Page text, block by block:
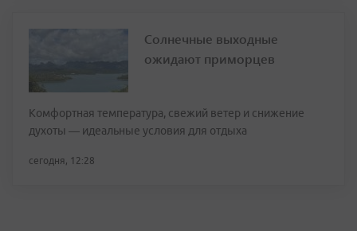
Солнечные выходные
ожидают приморцев
Комфортная температура, свежий ветер и снижение
духоты — идеальные условия для отдыха
сегодня, 12:28